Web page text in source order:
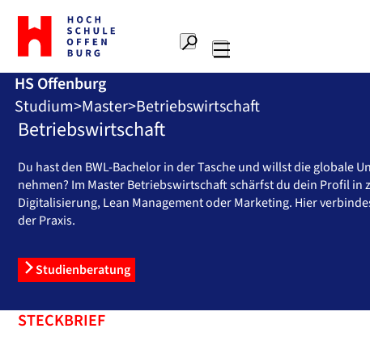
Zur
Startseite
Hochschule
Offenburg
Suche
Hauptnavigation
HS Offenburg
Studium Master Betriebswirtschaft
Betriebswirtschaft
Du hast den BWL-Bachelor in der Tasche und willst die globale
nehmen? Im Master Betriebswirtschaft schärfst du dein Profil
Digitalisierung, Lean Management oder Marketing. Hier
der Praxis.
Studienberatung
STECKBRIEF